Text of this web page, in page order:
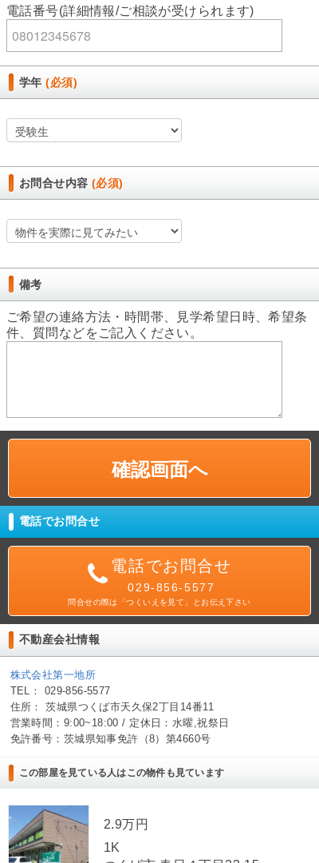
電話番号(詳細情報/ご相談が受けられます)
学年(必須)
お問合せ内容 (必須)
備考
ご希望の連絡方法・時間帯、見学希望日時、希望条
件、質問などをご記入ください。
電話でお問合せ
電話でお問合せ
029-856-5577
問合せの際は「つくいえを見て」とお伝え下さい
不動産会社情報
株式会社第一地所
TEL： 029-856-5577
住所： 茨城県つくば市天久保2丁目14番11
営業時間：9:00~18:00 / 定休日：水曜,祝祭日
免許番号：茨城県知事免許（8）第4660号
この部屋を見ている人はこの物件も見ています
2.9万円
1K